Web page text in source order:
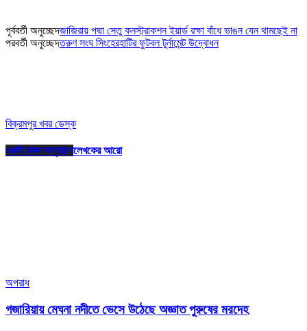
পূর্ববর্তী অনুচ্ছেদজাজিরায় পদ্মা সেতু কনস্ট্রাকশন ইয়ার্ড রক্ষা বাঁধে ভাঙন যেন থামছেই না
পরবর্তী অনুচ্ছেদতরুণ সংঘ সিংহেরহাটির ফুটবল টুর্নামেন্ট উদ্বোধন
বিক্রমপুর খবর ডেস্ক
একই রকম অনুচ্ছেদলেখকের আরো
অপরাধ
গজারিয়ায় মেঘনা নদীতে ভেসে উঠেছে অজ্ঞাত পুরুষের মরদেহ